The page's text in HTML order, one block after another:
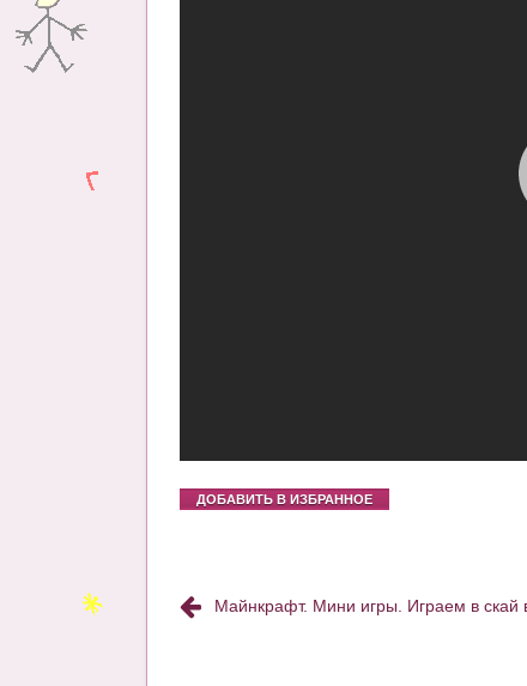
ДОБАВИТЬ В ИЗБРАННОЕ
Майнкрафт. Мини игры. Играем в скай